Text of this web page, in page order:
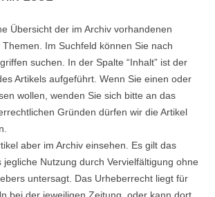
Übersicht der im Archiv vorhandenen
Im Suchfeld können Sie nach
suchen. In der Spalte “Inhalt” ist der
Artikels aufgeführt. Wenn Sie einen oder
wollen, wenden Sie sich bitte an das
Gründen dürfen wir die Artikel
aber im Archiv einsehen. Es gilt das
jegliche Nutzung durch Vervielfältigung ohne
untersagt. Das Urheberrecht liegt für